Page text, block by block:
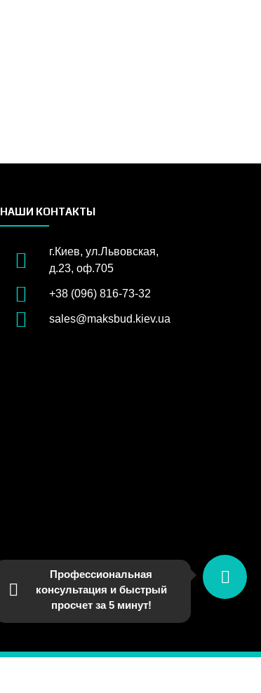
НАШИ КОНТАКТЫ
г.Киев, ул.Львовская,
д.23, оф.705
+38 (096) 816-73-32
sales@maksbud.kiev.ua
Профессиональная
консультация и быстрый
просчет за 5 минут!